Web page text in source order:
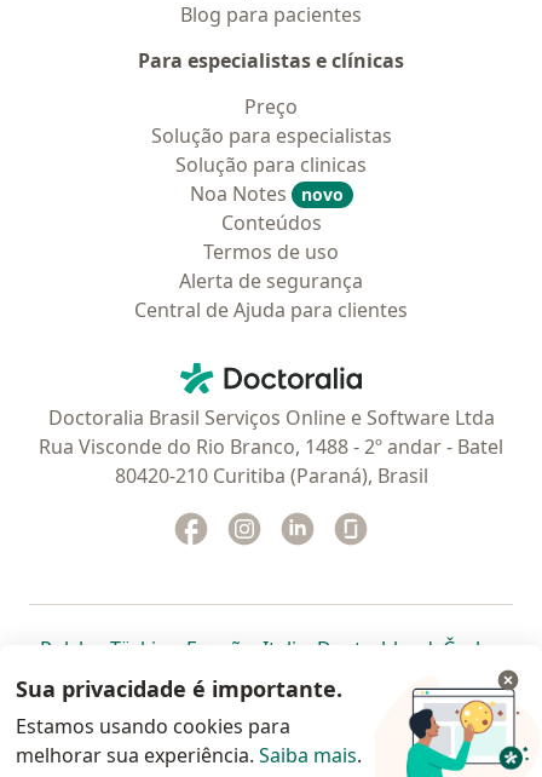
Blog para pacientes
Para especialistas e clínicas
Preço
Solução para especialistas
Solução para clinicas
Noa Notes
novo
Conteúdos
Termos de uso
Alerta de segurança
Central de Ajuda para clientes
Doctoralia - Homepage
Doctoralia Brasil Serviços Online e Software Ltda
Rua Visconde do Rio Branco, 1488 - 2º andar - Batel
80420-210 Curitiba (Paraná), Brasil
Facebook
abre num novo separador
Instagram
abre num novo separador
Linkedin
abre num novo
Polska abre num novo separador
Türkiye abre num novo separador
España abre num novo separador
Italia abre num novo
Deutschlandabre num
Česko
Portugal abre num novo separador
, México abre num novo separador
, abre num novo separador
Brasil abre num novoabre num
abre
Colombia abre num novo
www.doctoralia.com.br © 2026 - Agende agora sua
Sua privacidade é importante.
Estamos usando cookies para
melhorar sua experiência. Saiba mais.